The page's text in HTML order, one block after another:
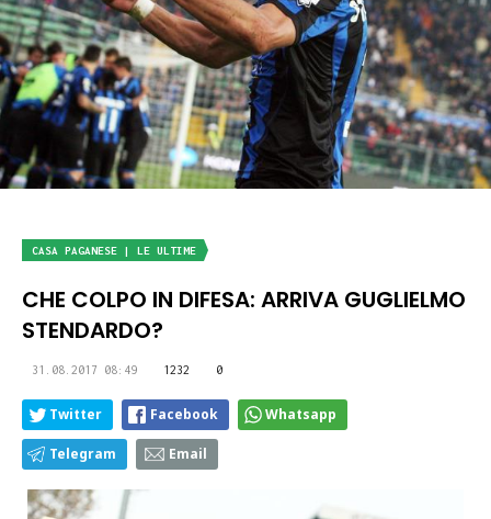
CASA PAGANESE | LE ULTIME
CHE COLPO IN DIFESA: ARRIVA GUGLIELMO
STENDARDO?
31.08.2017 08:49 1232 0
Twitter Facebook Whatsapp
Telegram Email